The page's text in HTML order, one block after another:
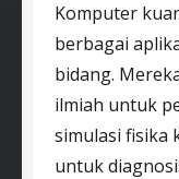
Komputer
berbagai
bidang.
ilmiah untuk
simulasi fisika
untuk